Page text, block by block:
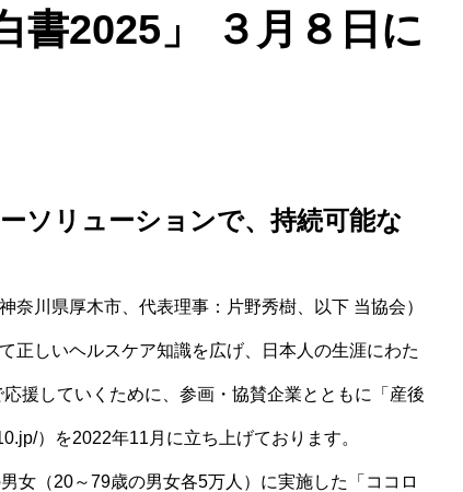
書2025」 ３月８日に
ソリューションで、持続可能な
奈川県厚木市、代表理事：片野秀樹、以下 当協会）
正しいヘルスケア知識を広げ、日本人の生涯にわた
援していくために、参画・協賛企業とともに「産後
）を2022年11月に立ち上げております。
女（20～79歳の男女各5万人）に実施した「ココロ